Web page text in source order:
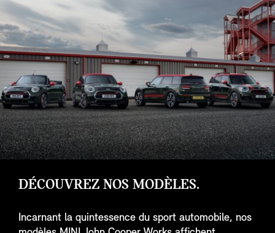
DÉCOUVREZ NOS MODÈLES.
Incarnant la quintessence du sport automobile, nos